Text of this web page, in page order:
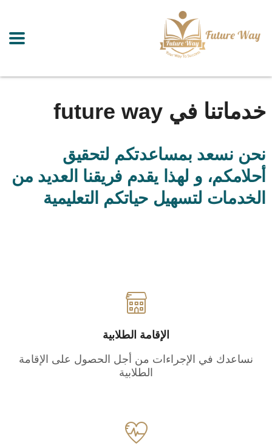
خدماتنا في future way
نحن نسعد بمساعدتكم لتحقيق
أحلامكم، و لهذا يقدم فريقنا العديد من
الخدمات لتسهيل حياتكم التعليمية
الإقامة الطلابية
نساعدك في الإجراءات من أجل الحصول على الإقامة
الطلابية